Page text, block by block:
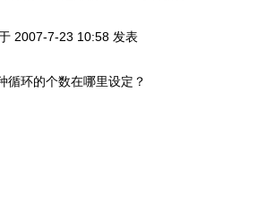
2007-7-23 10:58 发表
循环的个数在哪里设定？